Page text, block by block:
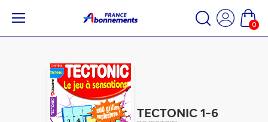
0
TECTONIC 1-6